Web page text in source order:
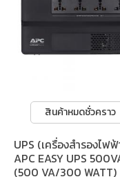
สินค้าหมดชั่วคราว
UPS (เครื่องสำรองไฟ
APC EASY UPS
(500 VA/300 WATT)